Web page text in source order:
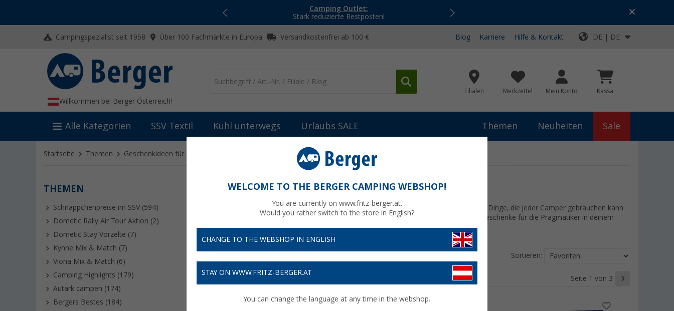
Camping Outlet:
Stark reduzierte Restposten!
Top-Deals für dein Abenteuer!
Campingspezialist seit 1958 Über 100 Fachmärkte in Europa Versandkostenfrei ab 100 € Blog Karriere Hilfe & Kontakt DE | DE
Willkommen bei Berger Österreich!
Filialen Merkzettel Mein Konto Kassa
Alle Kategorien SSV Textil Kühl unterwegs Urlaubs SALE Themen Neuheiten Sale
Startseite Themen Geschenkideen für Camper (81)
THEMEN
Schnäppchenpreise im SSV (594)
Dometic Rally Air Tour Aktion (2)
Dometic Stay Vorzelte (7)
Kynne Mix & Match (7)
Viona Mix & Match (6)
Camping Highlights (179)
Autark campen (174)
Bergers Bestes (184)
PRAKTISCHES & TECHNIK
Überrasche Camper mit Geschenken, die unterwegs wirklich helfen: clevere und praktische Dinge, die jeder Camper gebrauchen kann.
Von der Faltschüssel, über Campingstühle bis zum Digitalradio - hier findest du sinnvolle Geschenke für die Pragmatiker in deinem
Leben!Jetzt mehr über unsere KategoriePraktisches & Technikerfahren...
Sortieren:
Seite 1 von 3
WELCOME TO THE BERGER CAMPING WEBSHOP!
You are currently on www.fritz-berger.at.
Would you rather switch to the store in English?
CHANGE TO THE WEBSHOP IN ENGLISH
STAY ON WWW.FRITZ-BERGER.AT
You can change the language at any time in the webshop.